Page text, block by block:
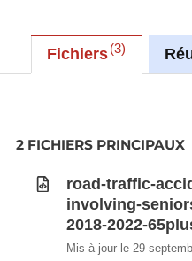
Fichiers 3
2 FICHIERS PRINCIPAUX
road-traffic-
involving-
2018-2022-
Mis à jour le 29